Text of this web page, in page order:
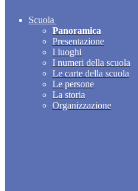
Scuola
Panoramica
Presentazione
I luoghi
I numeri della scuola
Le carte della scuola
Le persone
La storia
Organizzazione